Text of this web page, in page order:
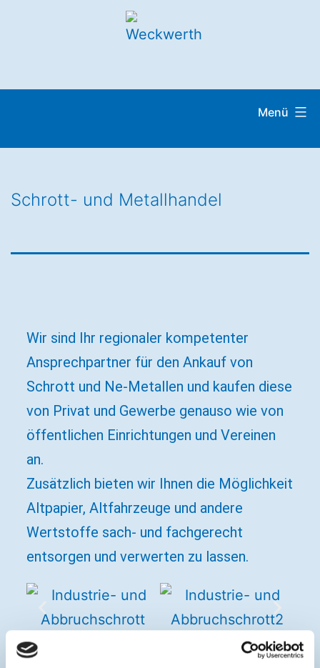
Menü
Schrott- und Metallhandel
Wir sind Ihr regionaler kompetenter
Ansprechpartner für den Ankauf von
Schrott und Ne-Metallen und kaufen diese
von Privat und Gewerbe genauso wie von
öffentlichen Einrichtungen und Vereinen
an.
Zusätzlich bieten wir Ihnen die Möglichkeit
Altpapier, Altfahrzeuge und andere
Wertstoffe sach- und fachgerecht
entsorgen und verwerten zu lassen.